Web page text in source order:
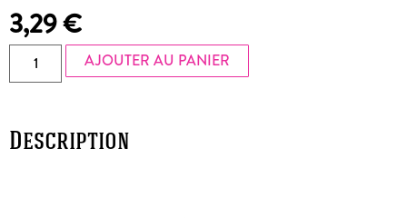
3,29€
AJOUTER AU PANIER
Description